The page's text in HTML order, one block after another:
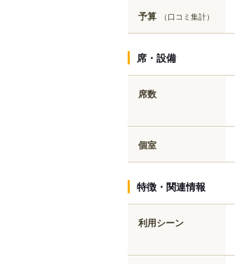
予算 （口コミ集計）
席・設備
席数
個室
特徴・関連情報
利用シーン